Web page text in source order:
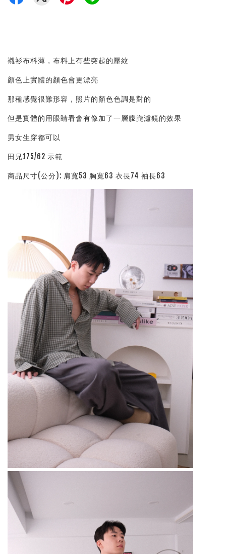
襯衫布料薄，布料上有些突起的壓紋
顏色上實體的顏色會更漂亮
那種感覺很難形容，照片的顏色色調是對的
但是實體的用眼睛看會有像加了一層朦朧濾鏡的效果
男女生穿都可以
田兄175/62 示範
商品尺寸(公分): 肩寬53 胸寬63 衣長74 袖長63